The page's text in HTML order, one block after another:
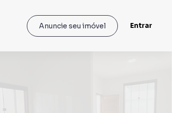
Anuncie seu imóvel Entrar